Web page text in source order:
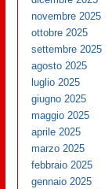
novembre 2025
ottobre 2025
settembre 2025
agosto 2025
luglio 2025
giugno 2025
maggio 2025
aprile 2025
marzo 2025
febbraio 2025
gennaio 2025